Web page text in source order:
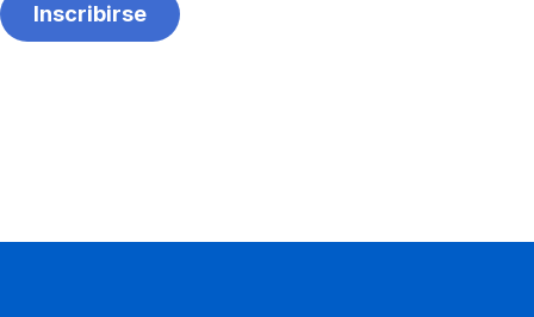
Inscribirse